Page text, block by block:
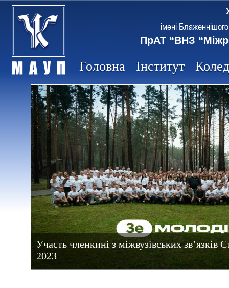
імені
ПрАТ “ВНЗ
Головна Інститут
Участь членкині з міжвузівських зв’язків
2023